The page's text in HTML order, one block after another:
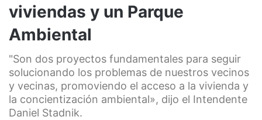
viviendas y un Parque
Ambiental
"Son dos proyectos fundamentales para seguir
solucionando los problemas de nuestros vecinos
y vecinas, promoviendo el acceso a la vivienda y
la concientización ambiental», dijo el Intendente
Daniel Stadnik.